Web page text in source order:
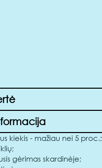
kiekis - mažiau nei 5 proc.;
gėrimas skardinėje;